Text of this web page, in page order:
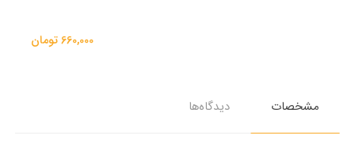
660,000 تومان
مشخصات دیدگاه‌ها